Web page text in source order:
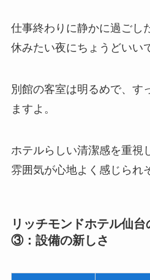
仕事終わりに静かに過ごし
休みたい夜にちょうどいい
別館の客室は明るめで、す
ますよ。
ホテルらしい清潔感を重視
雰囲気が心地よく感じられ
リッチモンドホテル仙
③：設備の新しさ